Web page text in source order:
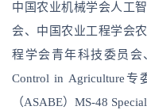
中国农业机械学会人工
会、中国农业工程学会
程学会青年科技委员会
Control in Agriculture
（ASABE）MS-48